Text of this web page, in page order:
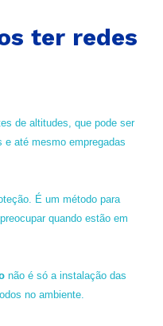
ter redes
de altitudes, que pode ser
até mesmo empregadas
É um método para
quando estão em
não é só a instalação das
no ambiente.